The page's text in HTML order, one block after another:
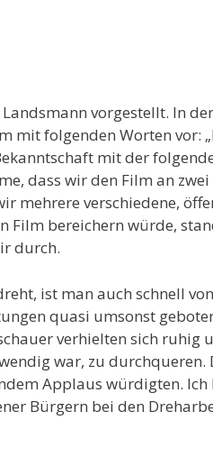
vorgestellt. In
mit folgenden Worten vor:
mit der
dass wir den Film an
mehrere verschiedene,
Film bereichern würde,
durch.
ist man auch schnell
quasi umsonst
verhielten sich ruhig
war, zu
Applaus würdigten. Ich
Bürgern bei den